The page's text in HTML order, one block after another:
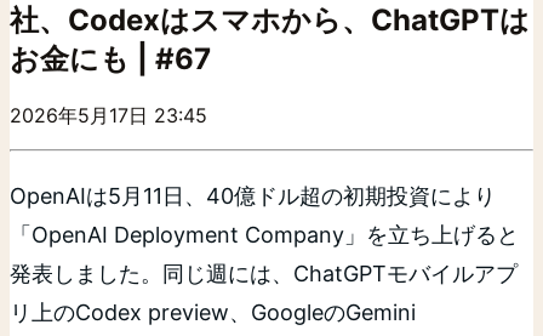
社、Codexはスマホから、ChatGPTは
お金にも | #67
2026年5月17日 23:45
OpenAIは5月11日、40億ドル超の初期投資により
「OpenAI Deployment Company」を立ち上げると
発表しました。同じ週には、ChatGPTモバイルアプ
リ上のCodex preview、GoogleのGemini